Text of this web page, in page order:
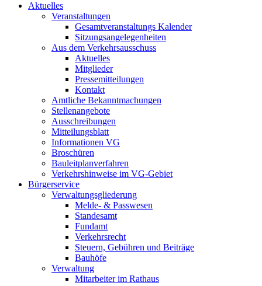
Aktuelles
Veranstaltungen
Gesamtveranstaltungs Kalender
Sitzungsangelegenheiten
Aus dem Verkehrsausschuss
Aktuelles
Mitglieder
Pressemitteilungen
Kontakt
Amtliche Bekanntmachungen
Stellenangebote
Ausschreibungen
Mitteilungsblatt
Informationen VG
Broschüren
Bauleitplanverfahren
Verkehrshinweise im VG-Gebiet
Bürgerservice
Verwaltungsgliederung
Melde- & Passwesen
Standesamt
Fundamt
Verkehrsrecht
Steuern, Gebühren und Beiträge
Bauhöfe
Verwaltung
Mitarbeiter im Rathaus